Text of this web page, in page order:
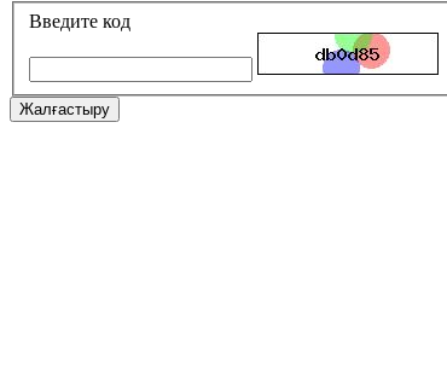
Введите код
Жалғастыру